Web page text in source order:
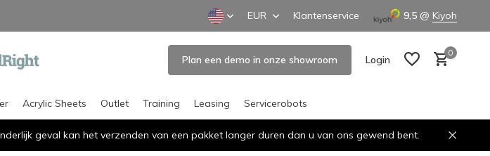
EUR Klantenservice 9,5 @ Kiyoh
Plan een demo in onze showroom Login
0
Acrylic Sheets Outlet Training Leasing Servicerobots
geval kan het verzenden van een pakket langer duren dan u van ons gewend bent.